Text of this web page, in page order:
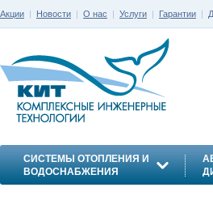
Акции | Новости | О нас | Услуги | Гарантии |
СИСТЕМЫ ОТОПЛЕНИЯ И
ВОДОСНАБЖЕНИЯ